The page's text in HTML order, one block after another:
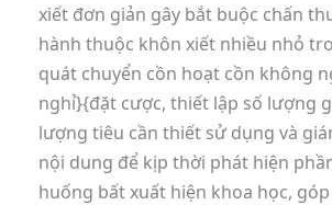
xiết đơn giản gây bắt buộc chấn
hành thuộc khôn xiết nhiều nhỏ
quát chuyển cồn hoạt cồn không
nghỉ}{đặt cược, thiết lập số lượng
lượng tiêu cần thiết sử dụng và
nội dung để kịp thời phát hiện
huống bất xuất hiện khoa học,